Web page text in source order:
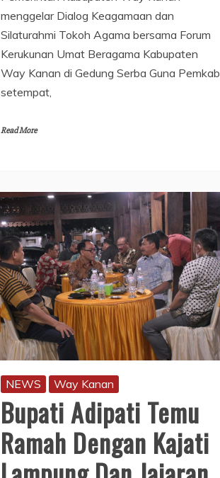
menggelar Dialog Keagamaan dan
Silaturahmi Tokoh Agama bersama Forum
Kerukunan Umat Beragama Kabupaten
Way Kanan di Gedung Serba Guna Pemkab
setempat,
Read More
NEWS Way Kanan
Bupati Adipati Temu
Ramah Dengan Kajati